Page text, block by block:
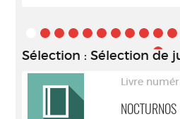
Sélection : Sélection de
Livre
NOCTURNOS